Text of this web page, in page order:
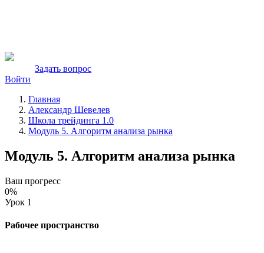
Задать вопрос
Войти
Главная
Александр Шевелев
Школа трейдинга 1.0
Модуль 5. Алгоритм анализа рынка
Модуль 5. Алгоритм анализа рынка
Ваш прогресс
0%
Урок 1
Рабочее пространство